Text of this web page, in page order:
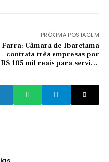
PRÓXIMA POSTAGEM
Farra: Câmara de Ibaretama
contrata três empresas por
R$ 105 mil reais para serviço